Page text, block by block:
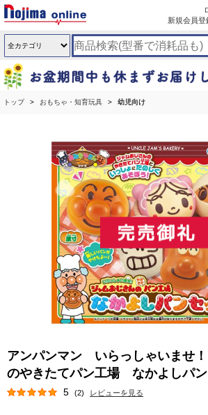
新規会員登
トップ おもちゃ・知育玩具 幼児向け
アンパンマン いらっしゃいませ
のやきたてパン工場 なかよしパン
5 (2) レビューを見る